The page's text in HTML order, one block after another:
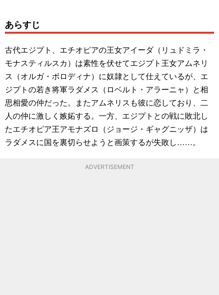
あらすじ
古代エジプト、エチオピアの王女アイーダ（リュドミラ・
モナスティルスカ）は素性を伏せてエジプト王女アムネリ
ス（オルガ・ボロディナ）に奴隷として仕えているが、エ
ジプトの若き将軍ラダメス（ロベルト・アラーニャ）と相
思相愛の仲だった。またアムネリスも彼に恋しており、二
人の仲に激しく嫉妬する。一方、エジプトとの戦に敗北し
たエチオピア王アモナズロ（ジョージ・ギャグニッザ）は
ラダメスに国を裏切らせようと画策するが失敗し……。
ADVERTISEMENT